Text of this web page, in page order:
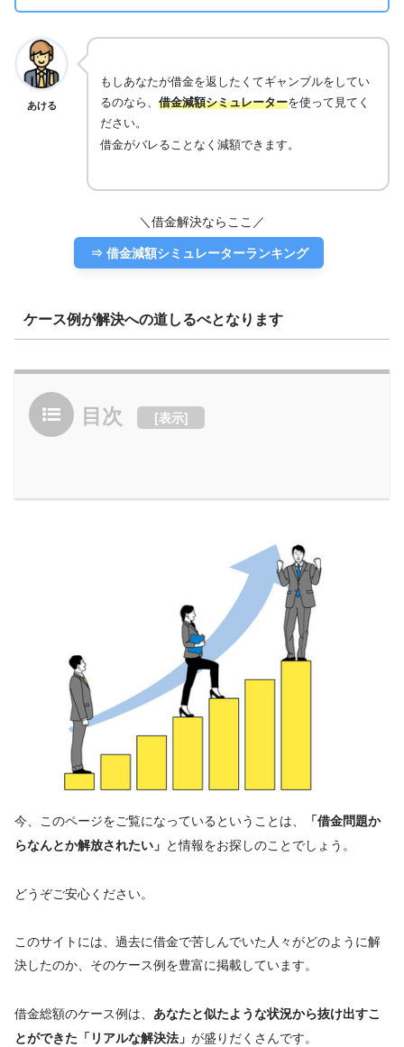
あける
もしあなたが借金を返したくてギャンブルをしてい
るのなら、 借金減額シミュレーターを使って見てく
ださい。
借金がバレることなく減額できます。
＼借金解決ならここ／
⇒ 借金減額シミュレーターランキング
ケース例が解決への道しるべとなります
目次 [表示]
今、このページをご覧になっているということは、
「借金問題か
らなんとか解放されたい」 と情報をお探しのことでしょう。
どうぞご安心ください。
このサイトには、過去に借金で苦しんでいた人々がどのように解
決したのか、そのケース例を豊富に掲載しています。
借金総額のケース例は、 あなたと似たような状況から抜け出すこ
とができた「リアルな解決法」 が盛りだくさんです。